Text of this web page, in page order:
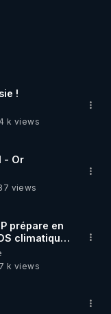
!
k views
- Or
views
prépare en
climatique,
k views